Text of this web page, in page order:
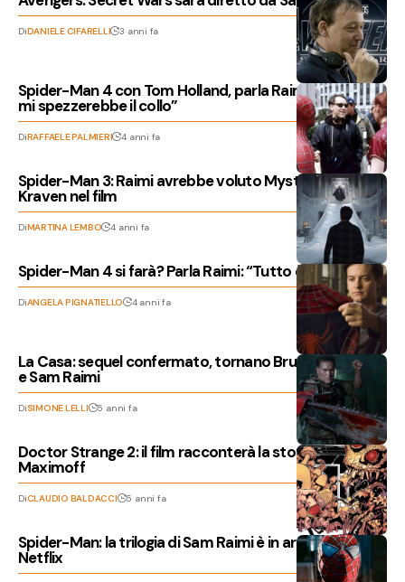
DiDANIELE CIFARELLI 3 anni fa
Spider-Man 4 con Tom Holland, parla Raimi: “Maguire
mi spezzerebbe il collo”
DiRAFFAELE PALMIERI 4 anni fa
Spider-Man 3: Raimi avrebbe voluto Mysterio o
Kraven nel film
DiMARTINA LEMBO 4 anni fa
Spider-Man 4 si farà? Parla Raimi: “Tutto è possibile”
DiANGELA PIGNATIELLO 4 anni fa
La Casa: sequel confermato, tornano Bruce Campbell
e Sam Raimi
DiSIMONE LELLI 5 anni fa
Doctor Strange 2: il film racconterà la storia di Wanda
Maximoff
DiCLAUDIO BALDACCI 5 anni fa
Spider-Man: la trilogia di Sam Raimi è in arrivo su
Netflix